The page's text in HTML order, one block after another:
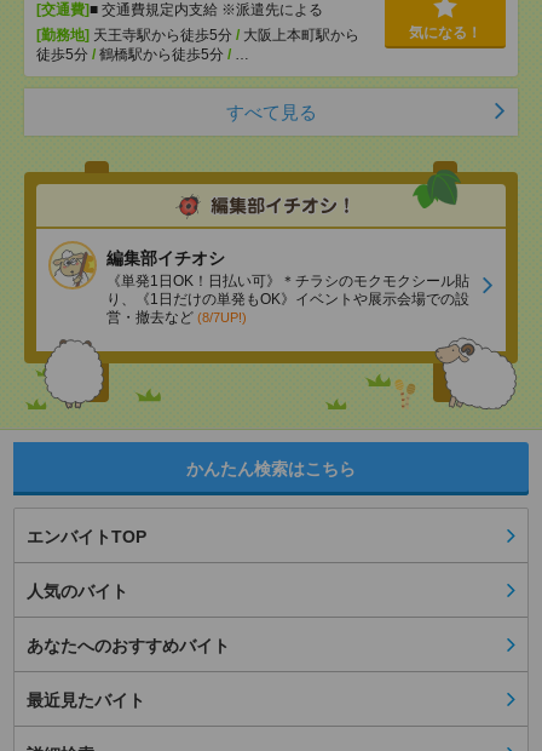
[交通費]■ 交通費規定内支給 ※派遣先による
[勤務地] 天王寺駅から徒歩5分 / 大阪上本町駅から
徒歩5分 / 鶴橋駅から徒歩5分 / …
気になる！
すべて見る
編集部イチオシ
《単発1日OK！日払い可》＊チラシのモクモクシール貼
り、《1日だけの単発もOK》イベントや展示会場での設
営・撤去など (8/7UP!)
かんたん検索はこちら
エンバイトTOP
人気のバイト
あなたへのおすすめバイト
最近見たバイト